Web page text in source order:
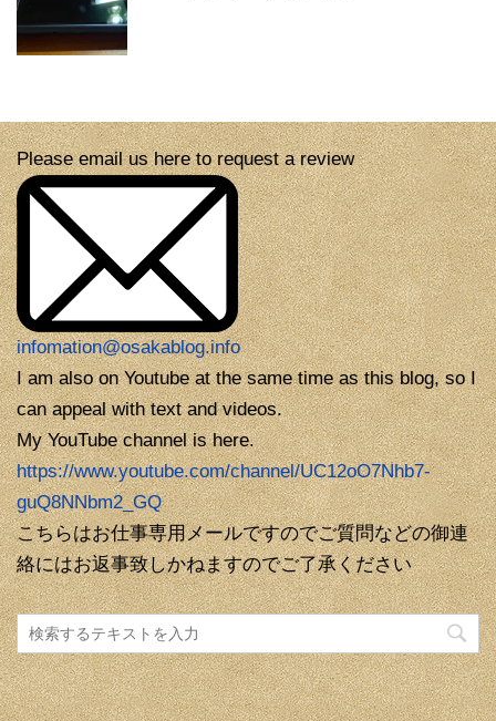
Please email us here to request a review
infomation@osakablog.info
I am also on Youtube at the same time as this blog, so I
can appeal with text and videos.
My YouTube channel is here.
https://www.youtube.com/channel/UC12oO7Nhb7-
guQ8NNbm2_GQ
こちらはお仕事専用メールですのでご質問などの御連
絡にはお返事致しかねますのでご了承ください